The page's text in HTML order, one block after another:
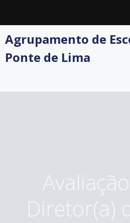
to
Agrupamento de
Ponte de Lima
Diretor(a)